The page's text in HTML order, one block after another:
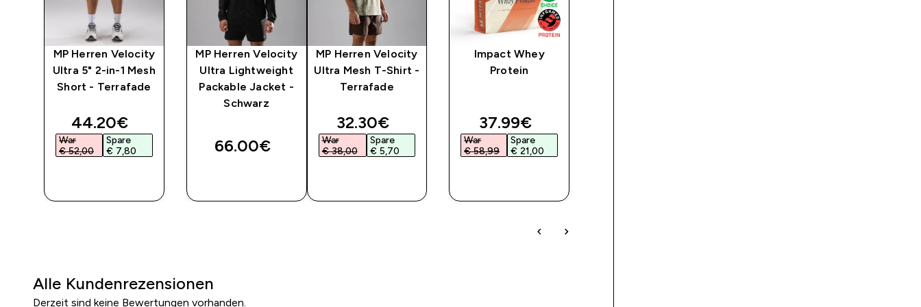
MP Herren Velocity
Ultra 5" 2-in-1 Mesh
Short - Terrafade
discounted price
44.20€‎
War
€ 52,00‎
Spare
€ 7,80‎
MP Herren Velocity
Ultra Lightweight
Packable Jacket -
Schwarz
66.00€‎
MP Herren Velocity
Ultra Mesh T-Shirt -
Terrafade
discounted price
32.30€‎
War
€ 38,00‎
Spare
€ 5,70‎
Impact Whey
Protein
discounted price
37.99€‎
War
€ 58,99‎
Spare
€ 21,00‎
Alle Kundenrezensionen
Derzeit sind keine Bewertungen vorhanden.